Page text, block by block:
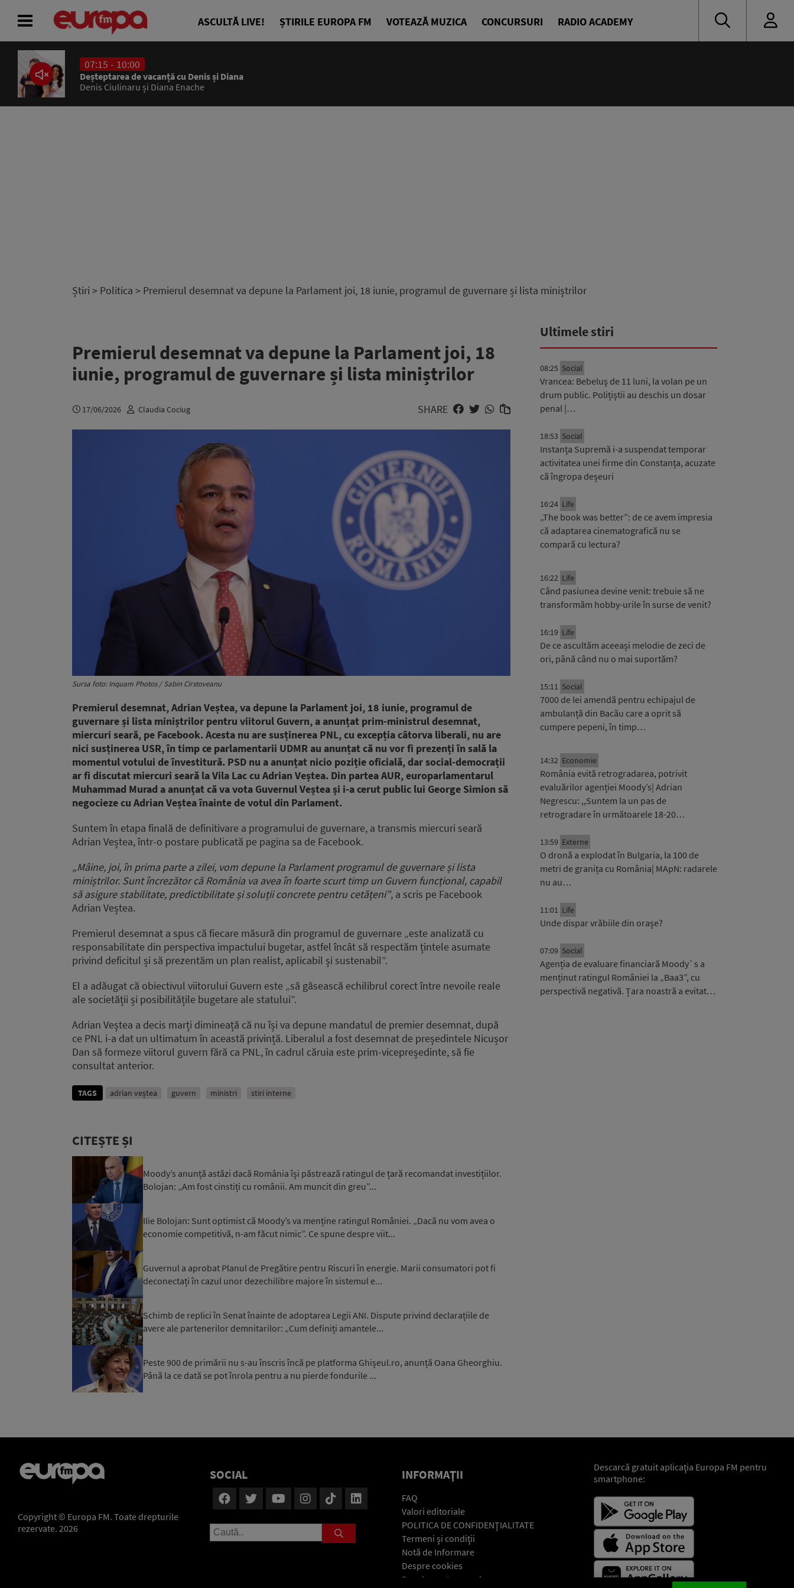
ASCULTĂ LIVE! ȘTIRILE EUROPA FM VOTEAZĂ MUZICA CONCURSURI RADIO ACADEMY
07:15 - 10:00
Deșteptarea de vacanță cu Denis și Diana
Denis Ciulinaru și Diana Enache
Știri > Politica > Premierul desemnat va depune la Parlament joi, 18 iunie, programul de guvernare și lista miniștrilor
Premierul desemnat va depune la Parlament joi, 18
iunie, programul de guvernare și lista miniștrilor
17/06/2026 Claudia Cociug SHARE
Sursa foto: Inquam Photos / Sabin Cirstoveanu
Premierul desemnat, Adrian Veștea, va depune la Parlament joi, 18 iunie, programul de
guvernare și lista miniștrilor pentru viitorul Guvern, a anunțat prim-ministrul desemnat,
miercuri seară, pe Facebook. Acesta nu are susținerea PNL, cu excepția câtorva liberali, nu are
nici susținerea USR, în timp ce parlamentarii UDMR au anunțat că nu vor fi prezenți în sală la
momentul votului de învestitură. PSD nu a anunțat nicio poziție oficială, dar social-democrații
ar fi discutat miercuri seară la Vila Lac cu Adrian Veștea. Din partea AUR, europarlamentarul
Muhammad Murad a anunțat că va vota Guvernul Veștea și i-a cerut public lui George Simion să
negocieze cu Adrian Veștea înainte de votul din Parlament.
Suntem în etapa finală de definitivare a programului de guvernare, a transmis miercuri seară
Adrian Veștea, într-o postare publicată pe pagina sa de Facebook.
„Mâine, joi, în prima parte a zilei, vom depune la Parlament programul de guvernare și lista
miniștrilor. Sunt încrezător că România va avea în foarte scurt timp un Guvern funcțional, capabil
să asigure stabilitate, predictibilitate și soluții concrete pentru cetățeni”, a scris pe Facebook
Adrian Veștea.
Premierul desemnat a spus că fiecare măsură din programul de guvernare „este analizată cu
responsabilitate din perspectiva impactului bugetar, astfel încât să respectăm țintele asumate
privind deficitul și să prezentăm un plan realist, aplicabil și sustenabil”.
El a adăugat că obiectivul viitorului Guvern este „să găsească echilibrul corect între nevoile reale
ale societății și posibilitățile bugetare ale statului”.
Adrian Veștea a decis marți dimineață că nu își va depune mandatul de premier desemnat, după
ce PNL i-a dat un ultimatum în această privință. Liberalul a fost desemnat de președintele Nicușor
Dan să formeze viitorul guvern fără ca PNL, în cadrul căruia este prim-vicepreședinte, să fie
consultat anterior.
TAGS adrian veștea guvern ministri stiri interne
CITEȘTE ȘI
Moody’s anunță astăzi dacă România își păstrează ratingul de țară recomandat investițiilor.
Bolojan: „Am fost cinstiți cu românii. Am muncit din greu”...
Ilie Bolojan: Sunt optimist că Moody’s va menține ratingul României. „Dacă nu vom avea o
economie competitivă, n-am făcut nimic”. Ce spune despre viit...
Guvernul a aprobat Planul de Pregătire pentru Riscuri în energie. Marii consumatori pot fi
deconectați în cazul unor dezechilibre majore în sistemul e...
Schimb de replici în Senat înainte de adoptarea Legii ANI. Dispute privind declarațiile de
avere ale partenerilor demnitarilor: „Cum definiți amantele...
Peste 900 de primării nu s-au înscris încă pe platforma Ghișeul.ro, anunță Oana Gheorghiu.
Până la ce dată se pot înrola pentru a nu pierde fondurile ...
Ultimele stiri
08:25 Social
Vrancea: Bebeluș de 11 luni, la volan pe un
drum public. Polițiștii au deschis un dosar
penal |…
18:53 Social
Instanța Supremă i-a suspendat temporar
activitatea unei firme din Constanța, acuzate
că îngropa deșeuri
16:24 Life
„The book was better”: de ce avem impresia
că adaptarea cinematografică nu se
compară cu lectura?
16:22 Life
Când pasiunea devine venit: trebuie să ne
transformăm hobby-urile în surse de venit?
16:19 Life
De ce ascultăm aceeași melodie de zeci de
ori, până când nu o mai suportăm?
15:11 Social
7000 de lei amendă pentru echipajul de
ambulanță din Bacău care a oprit să
cumpere pepeni, în timp…
14:32 Economie
România evită retrogradarea, potrivit
evaluărilor agenției Moody’s| Adrian
Negrescu: ,,Suntem la un pas de
retrogradare în următoarele 18-20…
13:59 Externe
O dronă a explodat în Bulgaria, la 100 de
metri de granița cu România| MApN: radarele
nu au…
11:01 Life
Unde dispar vrăbiile din orașe?
07:09 Social
Agenția de evaluare financiară Moody`s a
menținut ratingul României la „Baa3”, cu
perspectivă negativă. Țara noastră a evitat…
Copyright © Europa FM. Toate drepturile
rezervate. 2026
SOCIAL INFORMAŢII
FAQ
Valori editoriale
POLITICA DE CONFIDENŢIALITATE
Termeni şi condiţii
Notă de Informare
Despre cookies
Regulament general
Descarcă gratuit aplicaţia Europa FM pentru
smartphone:
ACASĂ
ȘTIRI